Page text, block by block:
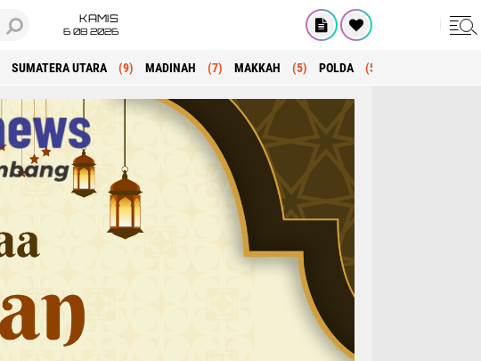
KAMIS
6 08 2026
SUMATERA UTARA (9) MADINAH (7) MAKKAH (5) POLDA (5)